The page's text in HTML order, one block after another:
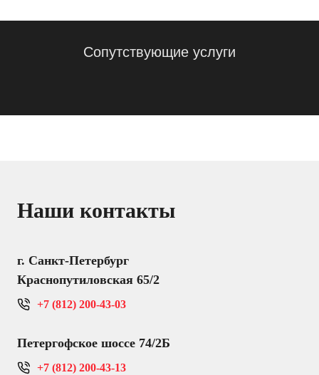
Сопутствующие услуги
Наши контакты
г. Санкт-Петербург
Краснопутиловская 65/2
+7 (812) 200-43-03
Петергофское шоссе 74/2Б
+7 (812) 200-43-13